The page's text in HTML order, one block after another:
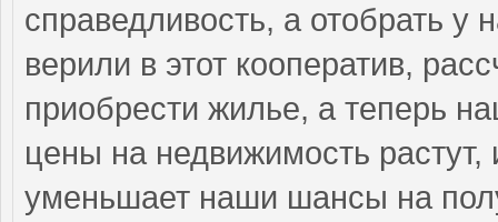
справедливость, а отобрать
верили в этот кооператив,
приобрести жилье, а теперь
цены на недвижимость
уменьшает наши шансы на